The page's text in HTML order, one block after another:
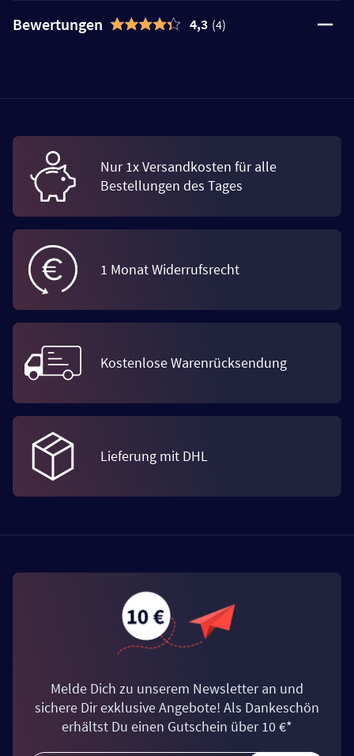
Bewertungen 4,3 (4)
Nur 1x Versandkosten für alle
Bestellungen des Tages
1 Monat Widerrufsrecht
Kostenlose Warenrücksendung
Lieferung mit DHL
Melde Dich zu unserem Newsletter an und
sichere Dir exklusive Angebote! Als Dankeschön
erhältst Du einen Gutschein über 10 €*